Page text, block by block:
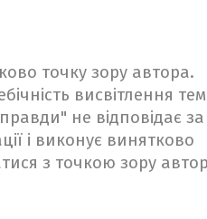
точку зору автора.
висвітлення
не відповідає за
і виконує винятково
з точкою зору